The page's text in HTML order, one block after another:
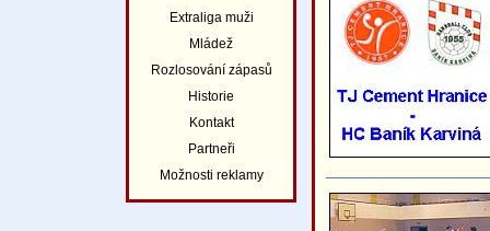
Extraliga muži
Mládež
Rozlosování zápasů
Historie
Kontakt
Partneři
Možnosti reklamy